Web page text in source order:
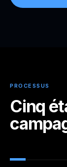
PROCESSUS
Cinq